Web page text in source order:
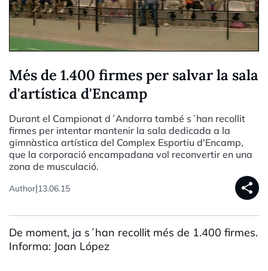
Més de 1.400 firmes per salvar la sala
d'artística d'Encamp
Durant el Campionat d´Andorra també s´han recollit
firmes per intentar mantenir la sala dedicada a la
gimnàstica artística del Complex Esportiu d'Encamp,
que la corporació encampadana vol reconvertir en una
zona de musculació.
Author|13.06.15 share
De moment, ja s´han recollit més de 1.400 firmes.
Informa: Joan López